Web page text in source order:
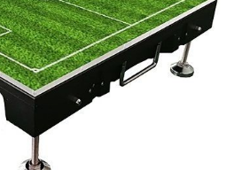
-30~60ºC/10~60ºC
1200nits